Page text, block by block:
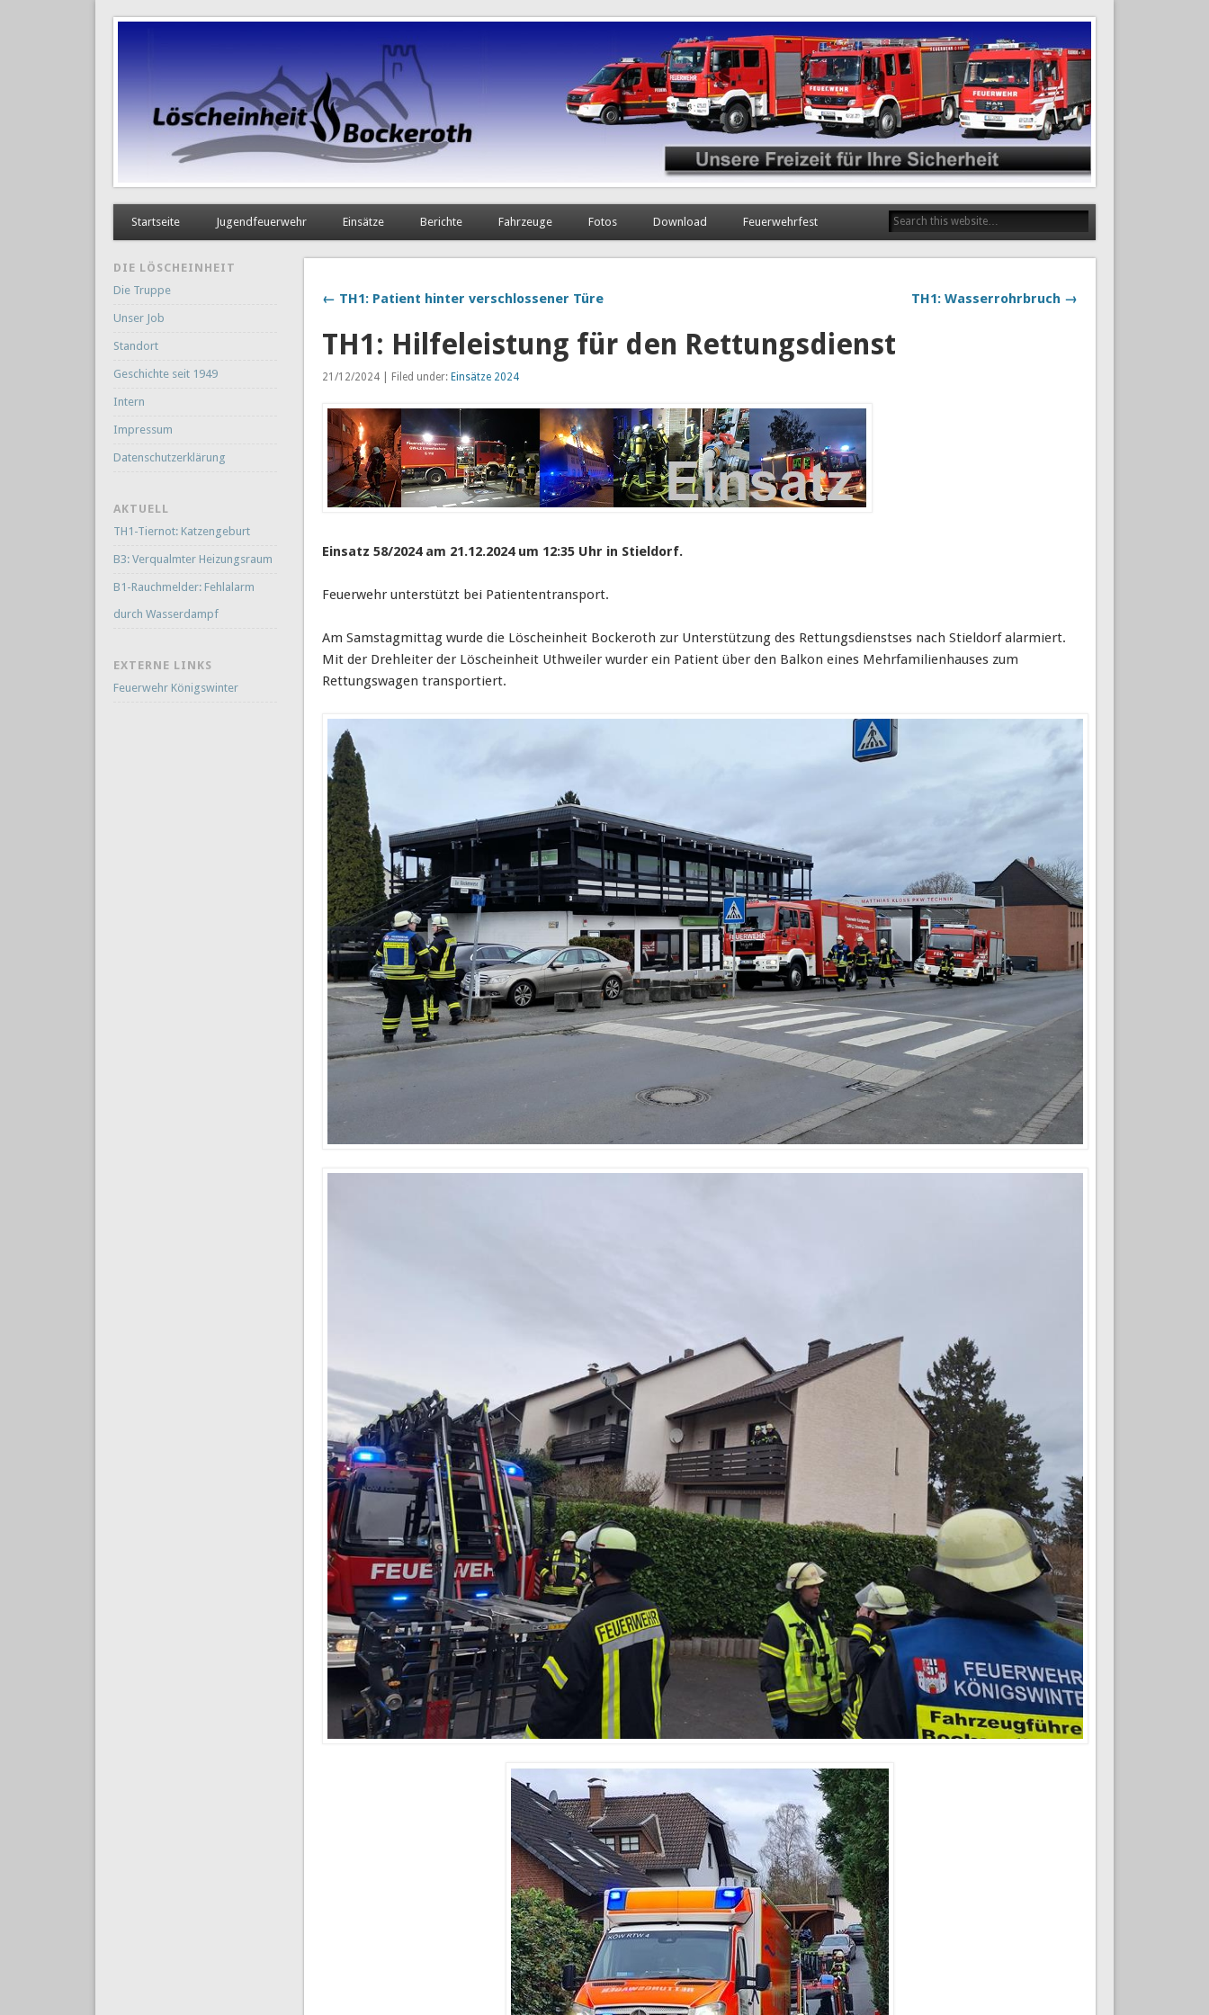
Startseite Jugendfeuerwehr Einsätze Berichte Fahrzeuge Fotos Download Feuerwehrfest
← TH1: Patient hinter verschlossener Türe TH1: Wasserrohrbruch →
TH1: Hilfeleistung für den Rettungsdienst
21/12/2024 | Filed under: Einsätze 2024
Einsatz 58/2024 am 21.12.2024 um 12:35 Uhr in Stieldorf.
Feuerwehr unterstützt bei Patiententransport.
Am Samstagmittag wurde die Löscheinheit Bockeroth zur Unterstützung des Rettungsdienstses nach Stieldorf alarmiert.
Mit der Drehleiter der Löscheinheit Uthweiler wurder ein Patient über den Balkon eines Mehrfamilienhauses zum
Rettungswagen transportiert.
DIE LÖSCHEINHEIT
Die Truppe
Unser Job
Standort
Geschichte seit 1949
Intern
Impressum
Datenschutzerklärung
AKTUELL
TH1-Tiernot: Katzengeburt
B3: Verqualmter Heizungsraum
B1-Rauchmelder: Fehlalarm
durch Wasserdampf
EXTERNE LINKS
Feuerwehr Königswinter